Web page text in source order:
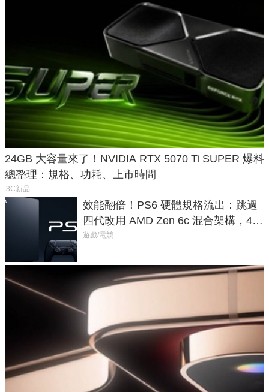
24GB 大容量來了！NVIDIA RTX 5070 Ti SUPER 爆料
總整理：規格、功耗、上市時間
3C新品
效能翻倍！PS6 硬體規格流出：跳過
四代改用 AMD Zen 6c 混合架構，4K
120fps 與全光追時代來臨
遊戲/電競